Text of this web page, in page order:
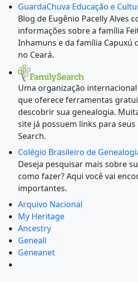
GuardaChuva Educação e
Blog de Eugênio Pacelly Alves
informações sobre a família
Inhamuns e da família Capuxú
no Ceará.
Uma organização
que oferece ferramentas
descobrir sua genealogia.
site já possuem links para
Search.
Colégio Brasileiro de
Deseja pesquisar mais sobre
como fazer? Aqui você vai
importantes.
Arquivo Nacional
My Heritage
Ancestry
Geneall
Geneanet